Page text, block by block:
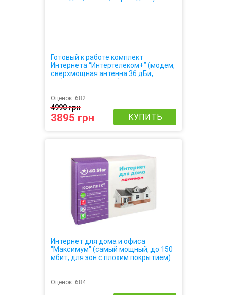
Готовый к работе комплект
Интернета “Интертелеком+” (модем,
сверхмощная антенна 36 дБи,
кабель, переходник)
Оценок: 682
4990 грн
3895 грн КУПИТЬ
Интернет для дома и офиса
"Максимум" (самый мощный, до 150
мбит, для зон с плохим покрытием)
Оценок: 684